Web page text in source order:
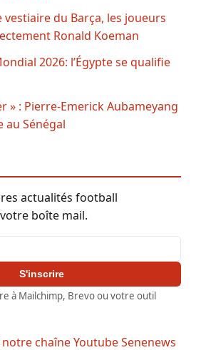
vestiaire du Barça, les joueurs
Ronald Koeman
2026: l’Égypte se qualifie
» : Pierre-Emerick Aubameyang
au Sénégal
actualités football
boîte mail.
S'inscrire
à Mailchimp, Brevo ou votre outil